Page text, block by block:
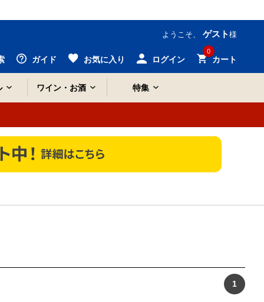
ようこそ、 ゲスト 様
ガイド お気に入り ログイン
0
カート
ワイン・お酒 特集
1